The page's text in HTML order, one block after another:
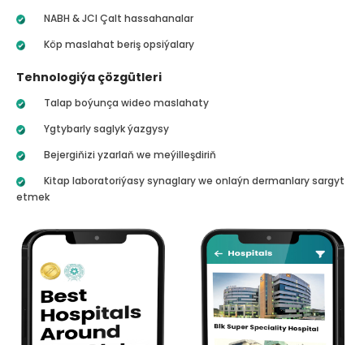
NABH & JCI Çalt hassahanalar
Köp maslahat beriş opsiýalary
Tehnologiýa çözgütleri
Talap boýunça wideo maslahaty
Ygtybarly saglyk ýazgysy
Bejergiňizi yzarlaň we meýilleşdiriň
Kitap laboratoriýasy synaglary we onlaýn dermanlary sargyt
etmek